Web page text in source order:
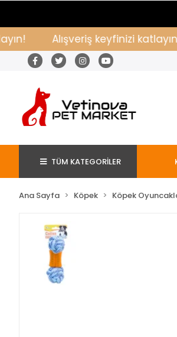
Alışveriş keyfinizi katlayın!
TÜM KATEGORİLER
Ana Sayfa Köpek Köpek